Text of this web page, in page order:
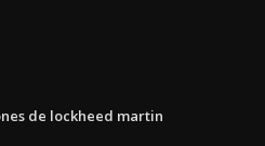
de lockheed martin